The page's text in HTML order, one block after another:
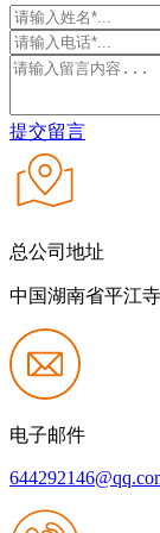
提交留言
总公司地址
中国湖南省平江
电子邮件